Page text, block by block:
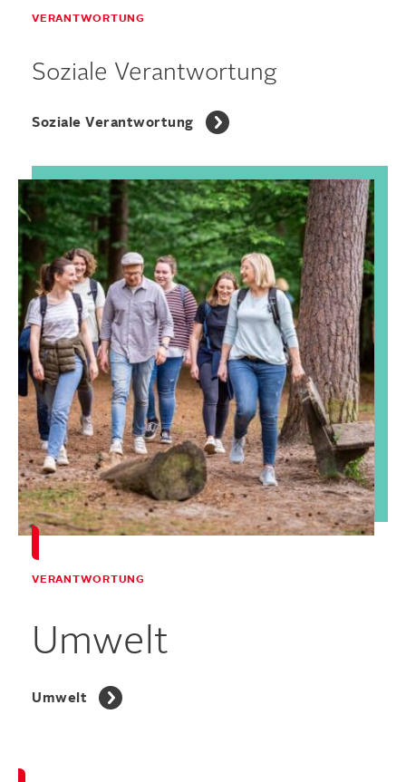
VERANTWORTUNG
Soziale Verantwortung
Soziale Verantwortung
VERANTWORTUNG
Umwelt
Umwelt